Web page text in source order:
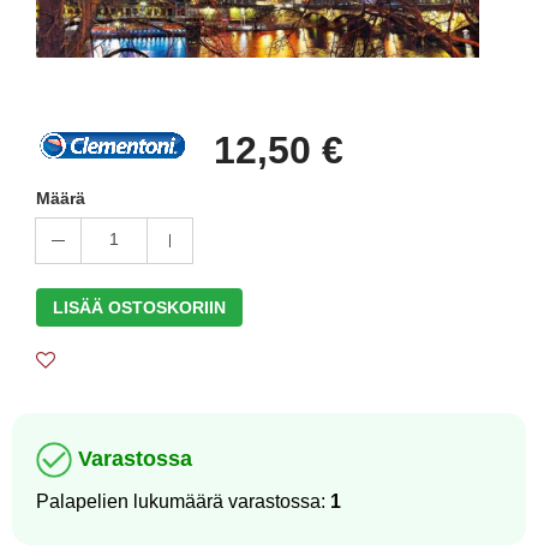
12,50 €
Määrä
1
LISÄÄ OSTOSKORIIN
Varastossa
Palapelien lukumäärä varastossa: 1